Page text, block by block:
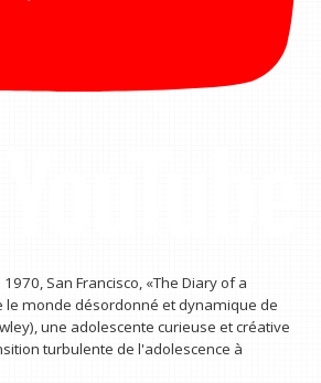
San Francisco, «The Diary of a
le monde désordonné et dynamique de
une adolescente curieuse et créative
turbulente de l'adolescence à